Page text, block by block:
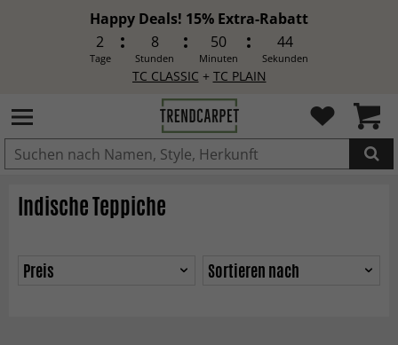
Happy Deals! 15% Extra-Rabatt
2
Tage
8
Stunden
50
Minuten
44
Sekunden
TC CLASSIC + TC PLAIN
IN DEN WARENKORB GELEGT.
Indische Teppiche
Preis Sortieren nach